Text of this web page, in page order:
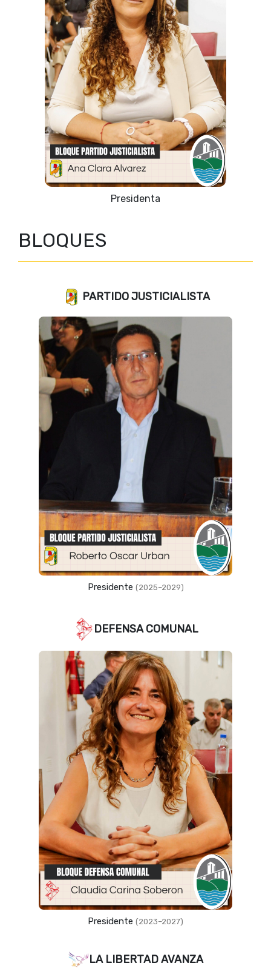
Vicepresidente 1º
BLOQUES
PARTIDO JUSTICIALISTA
Vicepresidente(2023–2027)
DEFENSA COMUNAL
Presidente (2023–2027)
LA LIBERTAD AVANZA